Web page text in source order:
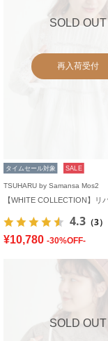
SOLD OUT
再入荷受付
タイムセール対象 SALE
TSUHARU by Samansa Mos2
4.3 （3）
¥10,780 -30%OFF-
SOLD OUT